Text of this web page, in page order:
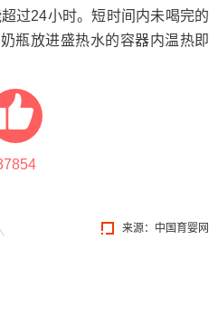
过24小时。短时间内未喝完的
瓶放进盛热水的容器内温热即
来源：中国育婴网